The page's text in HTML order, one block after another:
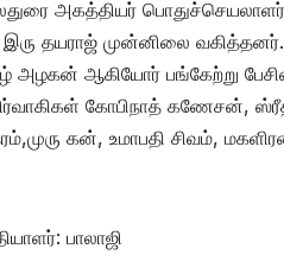
அகத்தியர்
தயராஜ் முன்னிலை வகித்தனர்.
அழகன் ஆகியோர் பங்கேற்று
கோபிநாத் கணேசன்,
கன், உமாபதி சிவம்,
பாலாஜி